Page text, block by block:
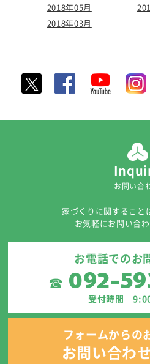
2018年05月
2018年03月
お問い合
家づくりに関すること
お気軽にお問い合わ
お電話でのお
☎ 092-
受付時間
フォームからの
お問い合わ